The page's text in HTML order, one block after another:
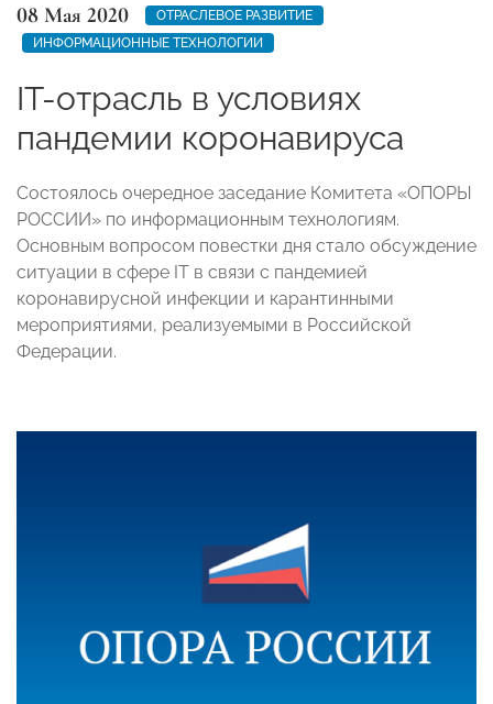
08 Мая 2020
ОТРАСЛЕВОЕ РАЗВИТИЕ
ИНФОРМАЦИОННЫЕ ТЕХНОЛОГИИ
IT-отрасль в условиях
пандемии коронавируса
Состоялось очередное заседание Комитета «ОПОРЫ
РОССИИ» по информационным технологиям.
Основным вопросом повестки дня стало обсуждение
ситуации в сфере IT в связи с пандемией
коронавирусной инфекции и карантинными
мероприятиями, реализуемыми в Российской
Федерации.